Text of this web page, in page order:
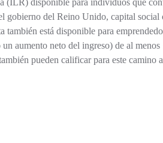
(ILR) disponible para individuos que
gobierno del Reino Unido, capital social
está disponible para
aumento neto del ingreso) de al
pueden calificar para este camino